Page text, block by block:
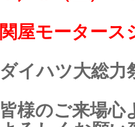
関屋モータース
ダイハツ大総力
皆様のご来場心